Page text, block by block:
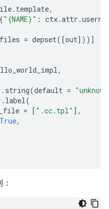
. template,
{" {NAME}" : ctx.attr .
files = depset([out]))]
,
. string(default =
. label(
= [ ".cc.tpl" ],
True,